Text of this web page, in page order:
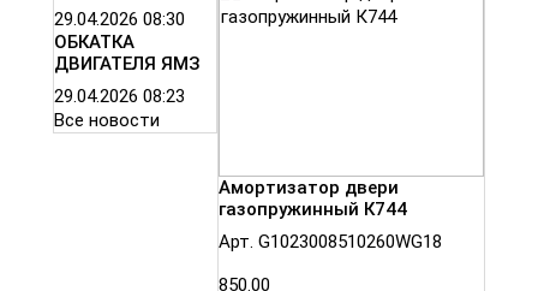
29.04.2026 08:30
ОБКАТКА
ДВИГАТЕЛЯ ЯМЗ
29.04.2026 08:23
Все новости
Амортизатор двери
газопружинный К744
Арт. G1023008510260WG18
850.00